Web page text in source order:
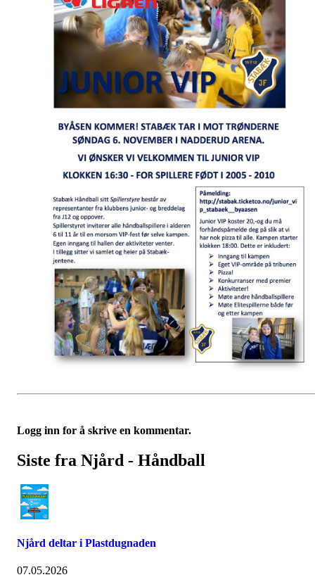
Logg inn for å skrive en kommentar.
Siste fra Njård - Håndball
Njård deltar i Plastdugnaden
07.05.2026